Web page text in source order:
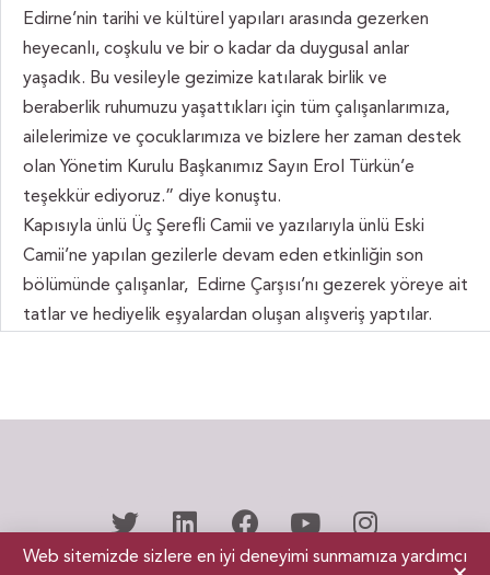
Edirne’nin tarihi ve kültürel yapıları arasında gezerken
heyecanlı, coşkulu ve bir o kadar da duygusal anlar
yaşadık. Bu vesileyle gezimize katılarak birlik ve
beraberlik ruhumuzu yaşattıkları için tüm çalışanlarımıza,
ailelerimize ve çocuklarımıza ve bizlere her zaman destek
olan Yönetim Kurulu Başkanımız Sayın Erol Türkün’e
teşekkür ediyoruz.” diye konuştu.
Kapısıyla ünlü Üç Şerefli Camii ve yazılarıyla ünlü Eski
Camii’ne yapılan gezilerle devam eden etkinliğin son
bölümünde çalışanlar, Edirne Çarşısı’nı gezerek yöreye ait
tatlar ve hediyelik eşyalardan oluşan alışveriş yaptılar.
Web sitemizde sizlere en iyi deneyimi sunmamıza yardımcı